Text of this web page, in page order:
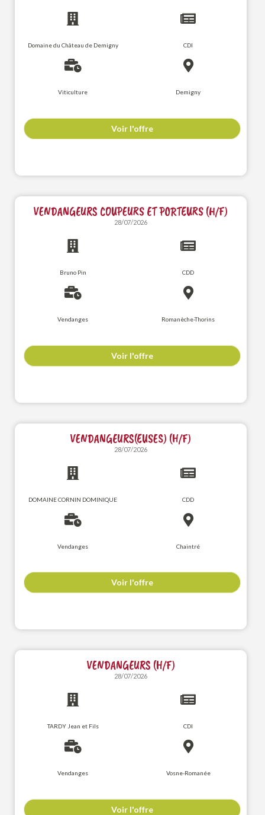
Domaine du Château de Demigny CDI
Viticulture Demigny
Voir l'offre
VENDANGEURS COUPEURS ET PORTEURS (H/F)
28/07/2026
Bruno Pin CDD
Vendanges Romanèche-Thorins
Voir l'offre
VENDANGEURS(EUSES) (H/F)
28/07/2026
DOMAINE CORNIN DOMINIQUE CDD
Vendanges Chaintré
Voir l'offre
VENDANGEURS (H/F)
28/07/2026
TARDY Jean et Fils CDI
Vendanges Vosne-Romanée
Voir l'offre